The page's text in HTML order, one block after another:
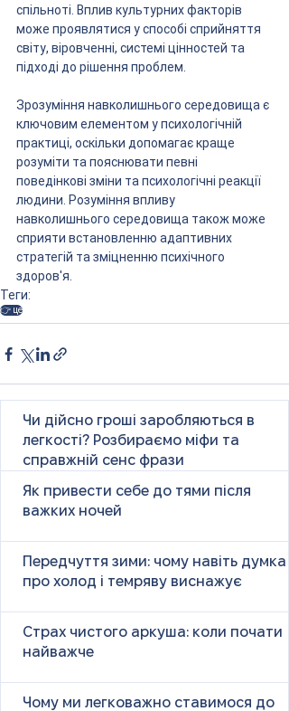
спільноті. Вплив культурних факторів
може проявлятися у способі сприйняття
світу, віровченні, системі цінностей та
підході до рішення проблем.
Зрозуміння навколишнього середовища є
ключовим елементом у психологічній
практиці, оскільки допомагає краще
розуміти та пояснювати певні
поведінкові зміни та психологічні реакції
людини. Розуміння впливу
навколишнього середовища також може
сприяти встановленню адаптивних
стратегій та зміцненню психічного
здоров'я.
Теги:
👉 це
Чи дійсно гроші заробляються в
легкості? Розбираємо міфи та
справжній сенс фрази
Як привести себе до тями після
важких ночей
Передчуття зими: чому навіть думка
про холод і темряву виснажує
Страх чистого аркуша: коли почати
найважче
Чому ми легковажно ставимося до